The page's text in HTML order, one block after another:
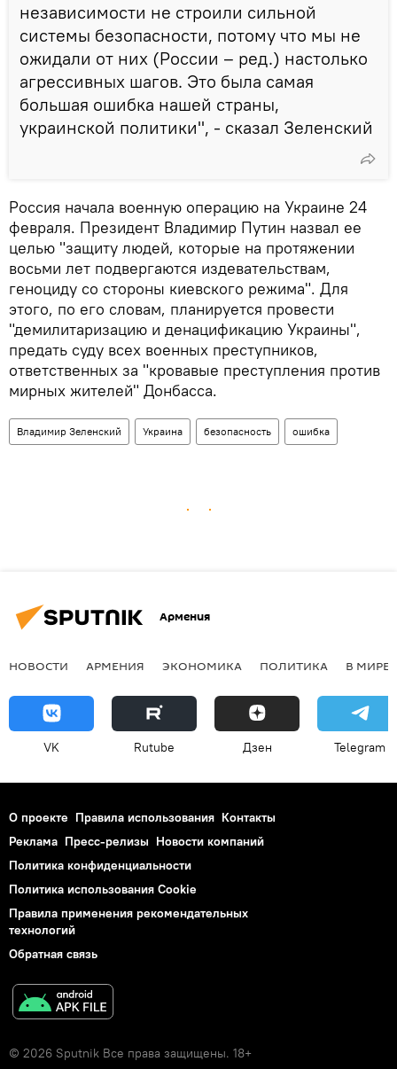
независимости не строили сильной
системы безопасности, потому что мы не
ожидали от них (России – ред.) настолько
агрессивных шагов. Это была самая
большая ошибка нашей страны,
украинской политики", - сказал Зеленский
Россия начала военную операцию на Украине 24
февраля. Президент Владимир Путин назвал ее
целью "защиту людей, которые на протяжении
восьми лет подвергаются издевательствам,
геноциду со стороны киевского режима". Для
этого, по его словам, планируется провести
"демилитаризацию и денацификацию Украины",
предать суду всех военных преступников,
ответственных за "кровавые преступления против
мирных жителей" Донбасса.
Владимир Зеленский Украина безопасность ошибка
Армения
НОВОСТИ АРМЕНИЯ ЭКОНОМИКА ПОЛИТИКА В МИРЕ
VK Rutube Дзен Telegram
О проекте Правила использования Контакты
Реклама Пресс-релизы Новости компаний
Политика конфиденциальности
Политика использования Cookie
Правила применения рекомендательных
технологий
Обратная связь
© 2026 Sputnik Все права защищены. 18+